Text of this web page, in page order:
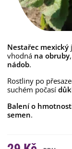
Nestařec mexický
vhodná na obruby,
nádob.
Rostliny po
suchém počasí
Balení o
semen.